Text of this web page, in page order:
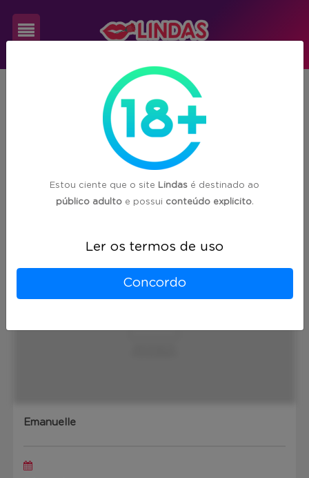
Capão Bonito do Sul
acompanhante(s) encontrada(s) em
Capão Bonito do Sul/RS
Emanuelle
Estou ciente que o site Lindas é destinado ao
público adultoe possui conteúdo explicito.
Ler os termos de uso
Concordo